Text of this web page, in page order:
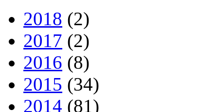
2018 (2)
2017 (2)
2016 (8)
2015 (34)
2014 (81)